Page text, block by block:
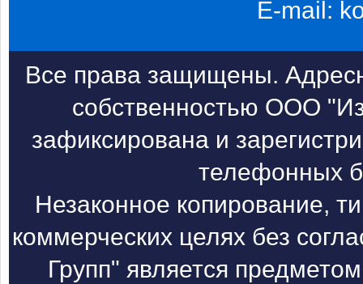
E-mail:
Все права защищены.
собственностью ООО
зафиксирована и
телефонных
Незаконное копирование,
коммерческих целях без
Групп" является